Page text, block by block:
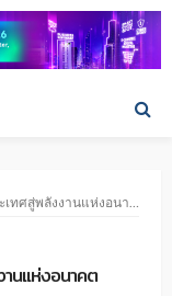
ศสู่พลังงานแห่งอนาคต
นแห่งอนาคต